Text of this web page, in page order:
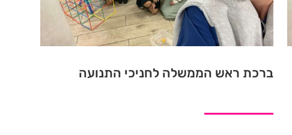
ברכת ראש הממשלה לחניכי התנועה